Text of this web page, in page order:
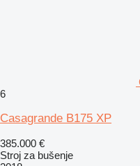
6
Casagrande B175 XP
385.000 €
Stroj za bušenje